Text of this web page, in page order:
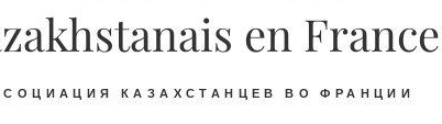
en France
КАЗАХСТАНЦЕВ ВО ФРАНЦИИ